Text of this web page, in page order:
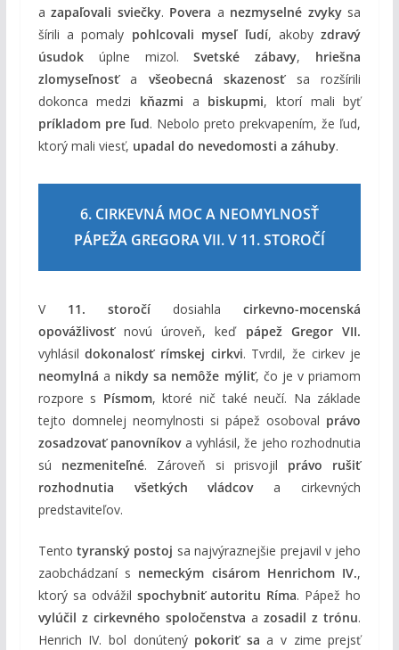
azapaľovali sviečky. Povera a nezmyselné zvykysa
šírili a pomaly pohlcovali myseľ ľudí, akobyzdravý
úsudokúplne mizol.Svetské zábavy, hriešna
zlomyseľnosťa všeobecná skazenosťsa rozšírili
dokonca medzi kňazmi a biskupmi, ktorí mali byť
príkladom pre ľud. Nebolo preto prekvapením, že ľud,
ktorý mali viesť, upadal do nevedomosti a záhuby.
6. CIRKEVNÁ MOC A NEOMYLNOSŤ
PÁPEŽA GREGORA VII. V 11. STOROČÍ
V 11. storočí dosiahlacirkevno-mocenská
opovážlivosťnovú úroveň, keď pápež Gregor VII.
vyhlásildokonalosť rímskej cirkvi. Tvrdil, že cirkev je
neomylná a nikdy sa nemôže mýliť, čo je v priamom
rozpore s Písmom, ktoré nič také neučí. Na základe
tejto domnelej neomylnosti si pápež osoboval právo
zosadzovať panovníkova vyhlásil, že jeho rozhodnutia
sú nezmeniteľné. Zároveň si prisvojil právo rušiť
rozhodnutia všetkých vládcova cirkevných
predstaviteľov.
Tentotyranský postoj sa najvýraznejšie prejavil v jeho
zaobchádzaní s nemeckým cisárom Henrichom IV.,
ktorý sa odvážil spochybniť autoritu Ríma. Pápež ho
vylúčil z cirkevného spoločenstva azosadil z trónu.
Henrich IV. bol donútený pokoriť sa a v zime prejsť